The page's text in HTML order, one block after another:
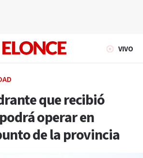
VIVO
que recibió
operar en
de la provincia